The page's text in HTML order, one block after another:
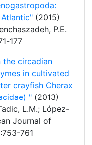
(2015)
P.E.
177
the circadian
in cultivated
crayfish Cherax
" (2013)
L.M.; López-
Journal of
761